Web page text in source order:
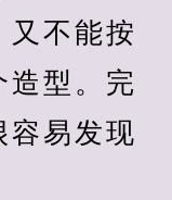
不能按
造型。完
容易发现